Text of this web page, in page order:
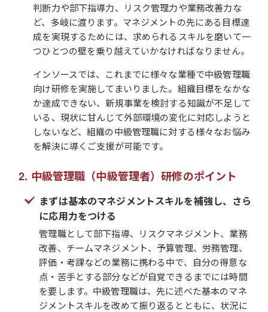
判断力や部下指導力、リスク管理力や業務改善力な
ど、多岐に渡ります。マネジメントの先にある目標達
成を実現するためには、求められるスキルを磨いて一
つひとつの壁を乗り越えていかなければなりません。
インソースでは、これまでに様々な業種で中級管理職
向け研修を実施してまいりました。組織目標をなかな
か達成できない、新規事業を検討する知識が不足して
いる、現状に甘んじて外部環境の変化に対応しようと
しないなど、組織の中級管理職に対する様々なお悩み
を解決に導くご支援が可能です。
中級管理職（中級管理者）研修のポイント
まずは基本のマネジメントスキルを補強し、さら
に応用力をつける
管理職として部下指導、リスクマネジメント、業務
改善、チームマネジメント、予算管理、労務管理、
評価・考課などの業務に携わる中で、自分の得意な
点・苦手とする部分などが自覚できるまでには時間
を要します。中級管理職は、先に述べた基本のマネ
ジメントスキルを改めて振り返るとともに、状況に